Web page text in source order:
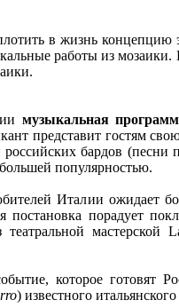
в жизнь концепцию
работы из
музыкальная
представит гостям
бардов
популярностью.
Италии ожидает
постановка порадует
мастерской
которое готовят
) известного